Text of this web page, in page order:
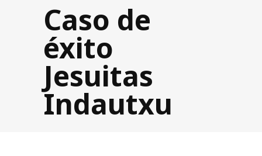
Caso de
éxito
Jesuitas
Indautxu